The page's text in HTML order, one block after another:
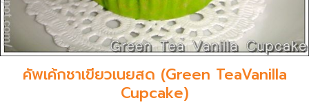
คัพเค้กชาเขียวเนยสด (Green TeaVanilla
Cupcake)